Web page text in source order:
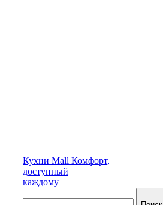
Кухни Mall Комфорт,
доступный
каждому